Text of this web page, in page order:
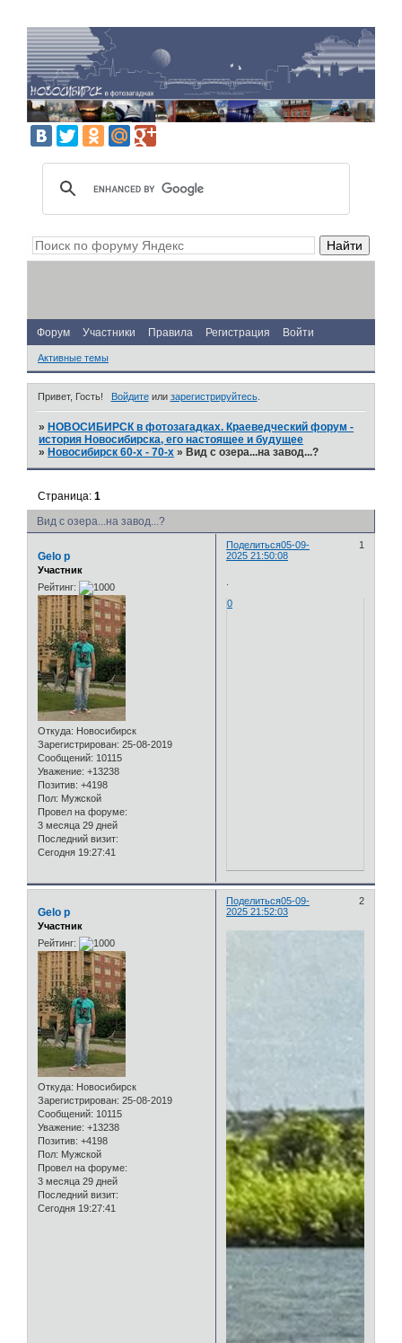
Форум Участники Правила Регистрация Войти
Активные темы
Привет, Гость! Войдитеили зарегистрируйтесь.
» НОВОСИБИРСК в фотозагадках. Краеведческий форум -
история Новосибирска, его настоящее и будущее
» Новосибирск 60-х - 70-х » Вид с озера...на завод...?
Вид с озера...на завод...?
Страница:1
Поделиться 1
05-09-
2025 21:50:08
Gelo p
Участник
Рейтинг:
Откуда: Новосибирск
Зарегистрирован: 25-08-2019
Сообщений: 10115
Уважение: +13238
Позитив: +4198
Пол: Мужской
Провел на форуме:
3 месяца 29 дней
Последний визит:
Сегодня 19:27:41
0
Поделиться 2
05-09-
2025 21:52:03
Gelo p
Участник
Рейтинг:
Откуда: Новосибирск
Зарегистрирован: 25-08-2019
Сообщений: 10115
Уважение: +13238
Позитив: +4198
Пол: Мужской
Провел на форуме:
3 месяца 29 дней
Последний визит:
Сегодня 19:27:41